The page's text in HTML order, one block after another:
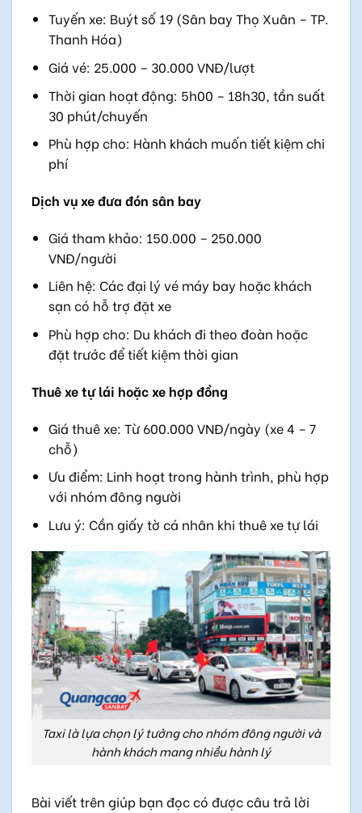
Tuyến xe: Buýt số 19 (Sân bay Thọ Xuân – TP.
Thanh Hóa)
Giá vé: 25.000 – 30.000 VNĐ/lượt
Thời gian hoạt động: 5h00 – 18h30, tần suất
30 phút/chuyến
Phù hợp cho: Hành khách muốn tiết kiệm chi
phí
Dịch vụ xe đưa đón sân bay
Giá tham khảo: 150.000 – 250.000
VNĐ/người
Liên hệ: Các đại lý vé máy bay hoặc khách
sạn có hỗ trợ đặt xe
Phù hợp cho: Du khách đi theo đoàn hoặc
đặt trước để tiết kiệm thời gian
Thuê xe tự lái hoặc xe hợp đồng
Giá thuê xe: Từ 600.000 VNĐ/ngày (xe 4 – 7
chỗ)
Ưu điểm: Linh hoạt trong hành trình, phù hợp
với nhóm đông người
Lưu ý: Cần giấy tờ cá nhân khi thuê xe tự lái
Taxi là lựa chọn lý tưởng cho nhóm đông người và
hành khách mang nhiều hành lý
Bài viết trên giúp bạn đọc có được câu trả lời